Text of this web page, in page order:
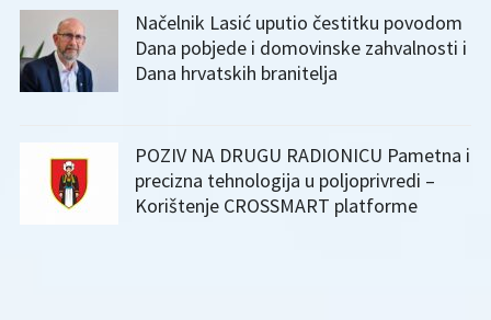
Načelnik Lasić uputio čestitku povodom
Dana pobjede i domovinske zahvalnosti i
Dana hrvatskih branitelja
POZIV NA DRUGU RADIONICU Pametna i
precizna tehnologija u poljoprivredi –
Korištenje CROSSMART platforme